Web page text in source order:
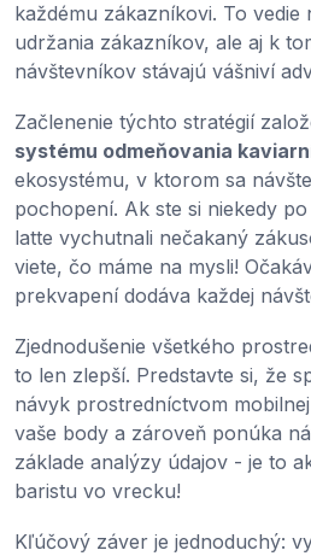
každému zákazníkovi. To vedie
udržania zákazníkov, ale aj k
návštevníkov stávajú vášniví
Začlenenie týchto stratégií
systému odmeňovania
ekosystému, v ktorom sa
pochopení. Ak ste si niekedy
latte vychutnali nečakaný
viete, čo máme na mysli!
prekvapení dodáva každej
Zjednodušenie všetkého
to len zlepší. Predstavte si, že
návyk prostredníctvom
vaše body a zároveň ponúka
základe analýzy údajov - je to
baristu vo vrecku!
Kľúčový záver je jednoduchý: